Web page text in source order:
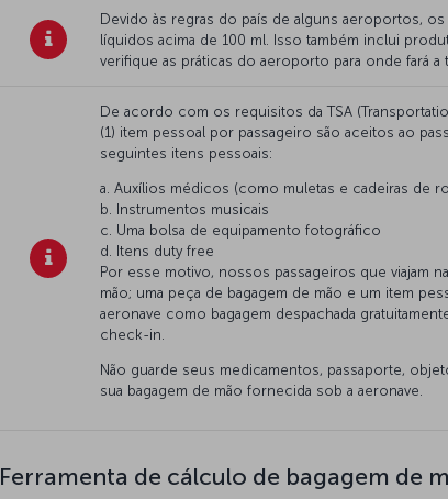
Devido às regras do país de alguns aeroportos,
líquidos acima de 100 ml. Isso também inclui
verifique as práticas do aeroporto para onde fará a
De acordo com os requisitos da TSA
(1) item pessoal por passageiro são aceitos ao
seguintes itens pessoais:
a. Auxílios médicos (como muletas e cadeiras de
b. Instrumentos musicais
c. Uma bolsa de equipamento fotográfico
d. Itens duty free
Por esse motivo, nossos passageiros que viajam
mão; uma peça de bagagem de mão e um item
aeronave como bagagem despachada
check-in.
Não guarde seus medicamentos, passaporte,
sua bagagem de mão fornecida sob a aeronave.
Ferramenta de cálculo de bagagem de